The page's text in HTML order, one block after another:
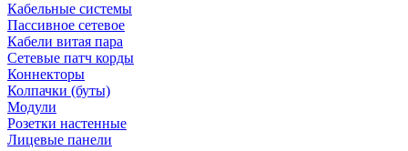
Кабельные системы
Пассивное сетевое
Кабели витая пара
Сетевые патч корды
Коннекторы
Колпачки (буты)
Модули
Розетки настенные
Лицевые панели